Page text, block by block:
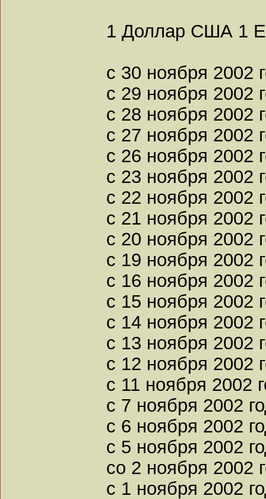
1 Доллар США 1
с 30 ноября 2002
с 29 ноября 2002
с 28 ноября 2002
с 27 ноября 2002
с 26 ноября 2002
с 23 ноября 2002
с 22 ноября 2002
с 21 ноября 2002
с 20 ноября 2002
с 19 ноября 2002
с 16 ноября 2002
с 15 ноября 2002
с 14 ноября 2002
с 13 ноября 2002
с 12 ноября 2002
с 11 ноября 2002
с 7 ноября 2002
с 6 ноября 2002
с 5 ноября 2002
со 2 ноября 2002
с 1 ноября 2002